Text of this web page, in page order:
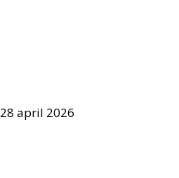
28 april 2026